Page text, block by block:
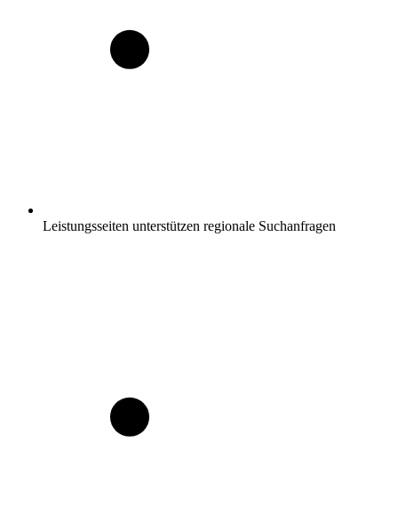
Leistungsseiten unterstützen regionale Suchanfragen